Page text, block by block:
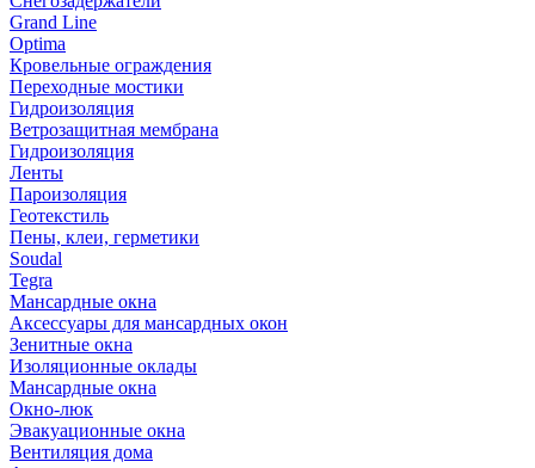
Grand Line
Optima
Кровельные ограждения
Переходные мостики
Гидроизоляция
Ветрозащитная мембрана
Гидроизоляция
Ленты
Пароизоляция
Геотекстиль
Пены, клеи, герметики
Soudal
Tegra
Мансардные окна
Аксессуары для мансардных окон
Зенитные окна
Изоляционные оклады
Мансардные окна
Окно-люк
Эвакуационные окна
Вентиляция дома